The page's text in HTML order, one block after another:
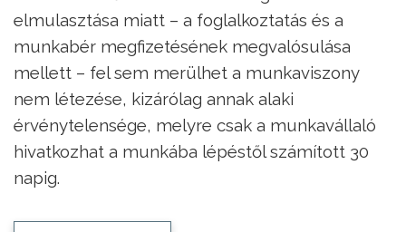
elmulasztása miatt – a foglalkoztatás és a
munkabér megfizetésének megvalósulása
mellett – fel sem merülhet a munkaviszony
nem létezése, kizárólag annak alaki
érvénytelensége, melyre csak a munkavállaló
hivatkozhat a munkába lépéstől számított 30
napig.